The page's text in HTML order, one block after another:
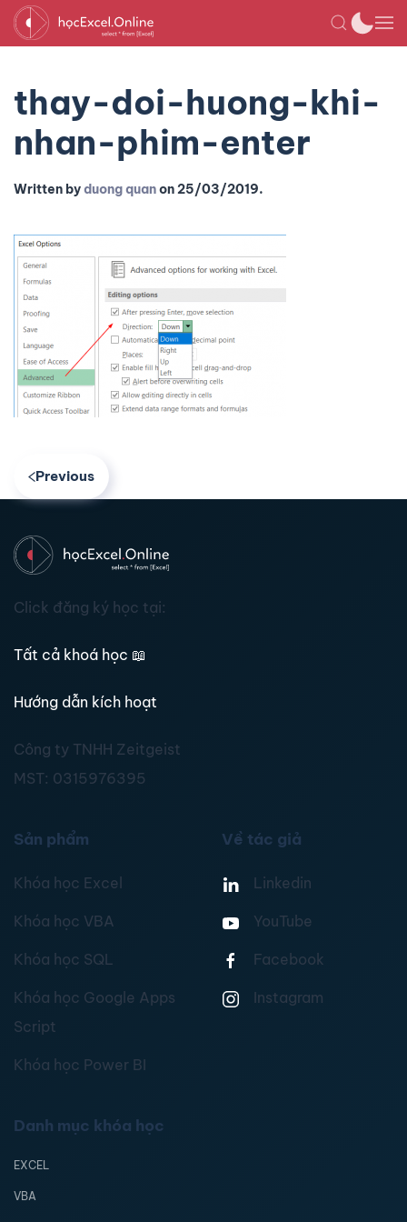
thay-doi-huong-khi-
nhan-phim-enter
Written byduong quanon25/03/2019.
Previous
Click đăng ký học tại:
Tất cả khoá học 📖
Hướng dẫn kích hoạt
Công ty TNHH Zeitgeist
MST: 0315976395
Sản phẩm
Khóa học Excel
Khóa học VBA
Khóa học SQL
Khóa học Google Apps
Script
Khóa học Power BI
Về tác giả
Linkedin
YouTube
Facebook
Instagram
Danh mục khóa học
EXCEL
VBA